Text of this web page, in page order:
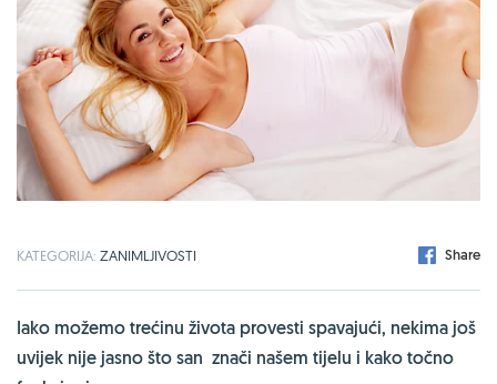
KATEGORIJA: ZANIMLJIVOSTI Share
Iako možemo trećinu života provesti spavajući, nekima još
uvijek nije jasno što san znači našem tijelu i kako točno